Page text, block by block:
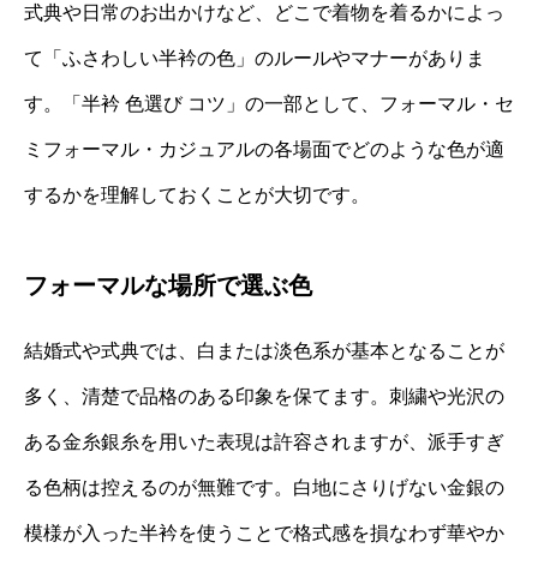
式典や日常のお出かけなど、どこで着物を着るかによっ
て「ふさわしい半衿の色」のルールやマナーがありま
す。「半衿 色選び コツ」の一部として、フォーマル・セ
ミフォーマル・カジュアルの各場面でどのような色が適
するかを理解しておくことが大切です。
フォーマルな場所で選ぶ色
結婚式や式典では、白または淡色系が基本となることが
多く、清楚で品格のある印象を保てます。刺繍や光沢の
ある金糸銀糸を用いた表現は許容されますが、派手すぎ
る色柄は控えるのが無難です。白地にさりげない金銀の
模様が入った半衿を使うことで格式感を損なわず華やか